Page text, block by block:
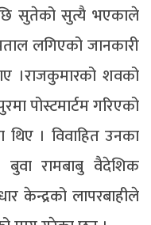
सुतेको सुत्यै भएकाले
लगिएको जानकारी
।राजकुमारको शवको
पोस्टमार्टम गरिएको
। विवाहित उनका
रामबाबु वैदेशिक
केन्द्रको लापरबाहीले